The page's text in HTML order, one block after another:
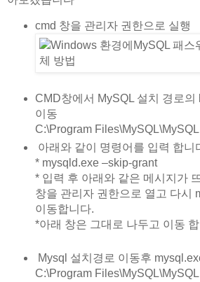
cmd 창을 관리자 권한으로 실행
CMD창에서 MySQL 설치 경로의
이동
C:\Program
아래와 같이 명령어를 입력 합니
* mysqld.exe –skip-grant
* 입력 후 아래와 같은 메시지가
창을 관리자 권한으로 열고 다시
이동합니다.
*아래 창은 그대로 나두고 이동
Mysql 설치경로 이동후
C:\Program